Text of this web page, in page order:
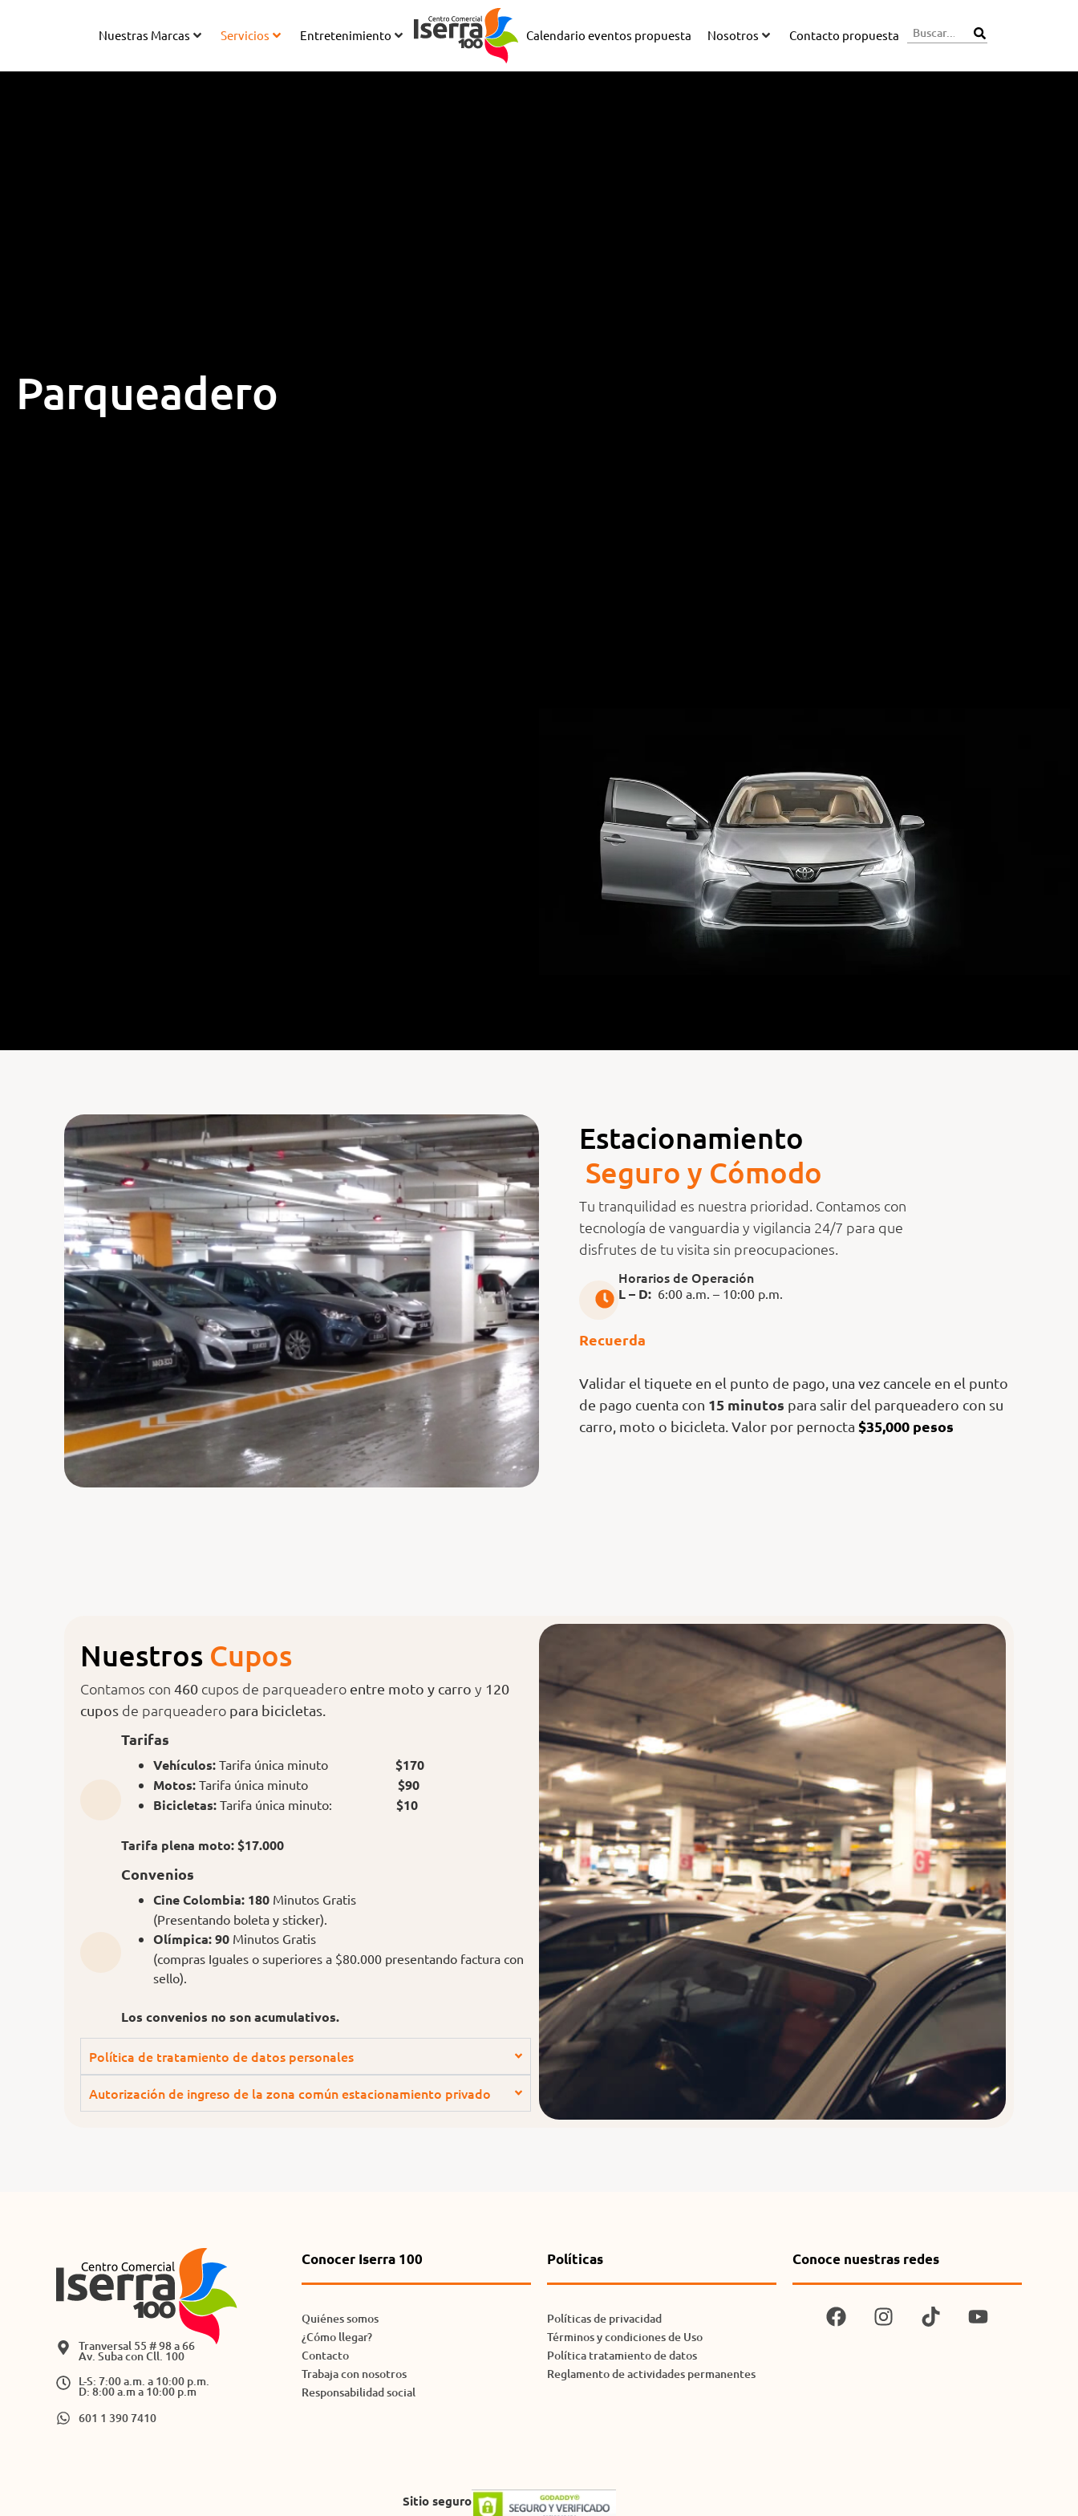
Nuestras Marcas Servicios Entretenimiento Calendario eventos propuesta Nosotros Contacto propuesta
Parqueadero
Estacionamiento
Seguro y ómodo
Tu tranquilidad es nuestra prioridad. Contamos con
tecnología de vanguardia y vigilancia 24/7 para que
disfrutes de tu visita sin preocupaciones.
Horarios de Operación
L – D: 6:00 a.m. – 10:00 p.m.
Recuerda
Validar el tiquete en el punto de pago, una vez cancele en el punto
de pago cuenta con 15 minutos para salir del parqueadero con su
carro, moto o bicicleta. Valor por pernocta $35,000 pesos
Nuestros Cupos
Contamos con 460 cupos de parqueadero entre moto y carro y 120
cupos de parqueadero para bicicletas.
Tarifas
Vehículos: Tarifa única minuto
$170
Motos: Tarifa única minuto$90
Bicicletas: Tarifa única minuto:$10
Tarifa plena moto: $17.000
Convenios
Cine Colombia: 180 Minutos Gratis
(Presentando boleta y sticker).
Olímpica:90 Minutos Gratis
(compras Iguales o superiores a $80.000 presentando factura con
sello).
Los convenios no son acumulativos.
Política de tratamiento de datos personales
Autorización de ingreso de la zona común estacionamiento privado
Tranversal 55 # 98 a 66
Av. Suba con Cll. 100
L-S: 7:00 a.m. a 10:00 p.m.
D: 8:00 a.m a 10:00 p.m
601 1 390 7410
Conocer Iserra 100
Quiénes somos
¿Cómo llegar?
Contacto
Trabaja con nosotros
Responsabilidad social
Políticas
Políticas de privacidad
Términos y condiciones de Uso
Política tratamiento de datos
Reglamento de actividades permanentes
Conoce nuestras redes
Sitio seguro